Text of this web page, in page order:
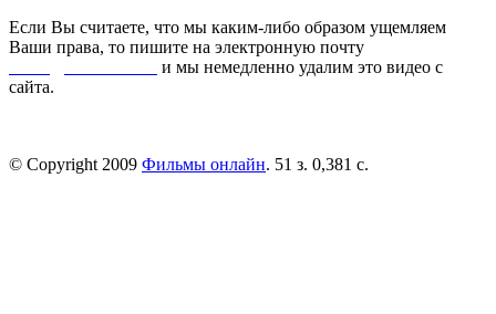
Если Вы считаете, что мы каким-либо образом ущемляем
Ваши права, то пишите на электронную почту
и мы немедленно удалим это видео с
сайта.
© Copyright 2009 Фильмы онлайн. 51 з. 0,381 с.